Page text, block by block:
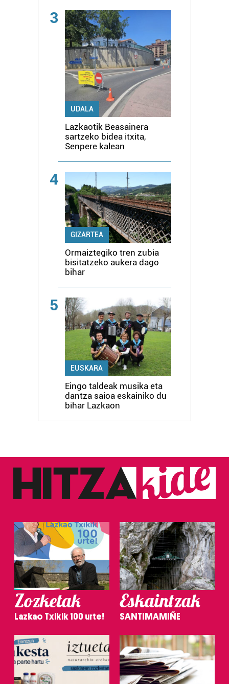
3
UDALA
Lazkaotik Beasainera
sartzeko bidea itxita,
Senpere kalean
4
GIZARTEA
Ormaiztegiko tren zubia
bisitatzeko aukera dago
bihar
5
EUSKARA
Eingo taldeak musika eta
dantza saioa eskainiko du
bihar Lazkaon
Zozketak
Lazkao Txikik 100 urte!
Eskaintzak
SANTIMAMIÑE